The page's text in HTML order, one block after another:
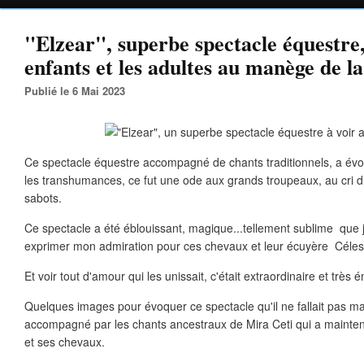
"Elzear", superbe spectacle
enfants et les adultes au manège de
Publié le 6 Mai 2023
Ce spectacle équestre accompagné de chants traditionnels, a
les transhumances, ce fut une ode aux grands troupeaux, au cri
sabots.
Ce spectacle a été éblouissant, magique...tellement sublime
exprimer mon admiration pour ces chevaux et leur écuyère
Et voir tout d'amour qui les unissait, c'était extraordinaire et très
Quelques images pour évoquer ce spectacle qu'il ne fallait pas
accompagné par les chants ancestraux de Mira Ceti qui a
et ses chevaux.